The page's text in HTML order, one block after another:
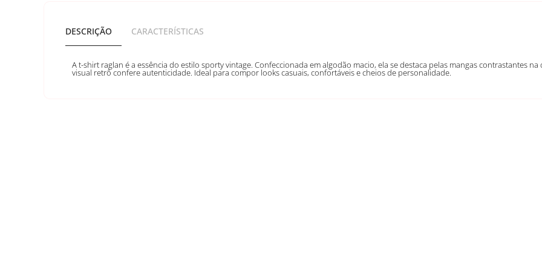
DESCRIÇÃO CARACTERÍSTICAS
A t-shirt raglan é a essência do estilo sporty vintage. Confeccionada em algodão macio, ela se destaca pelas mangas contrastantes
visual retrô confere autenticidade. Ideal para compor looks casuais, confortáveis e cheios de personalidade.